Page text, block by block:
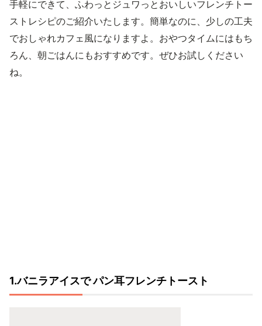
手軽にできて、ふわっとジュワっとおいしいフレンチトー
ストレシピのご紹介いたします。簡単なのに、少しの工夫
でおしゃれカフェ風になりますよ。おやつタイムにはもち
ろん、朝ごはんにもおすすめです。ぜひお試しください
ね。
1.バニラアイスで パン耳フレンチトースト